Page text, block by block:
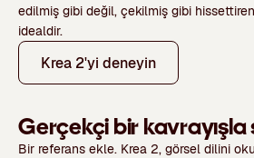
edilmiş gibi değil, çekilmiş gibi
idealdir.
Krea 2'yi deneyin
Gerçekçi bir kavrayışla
Bir referans ekle. Krea 2, görsel dilini